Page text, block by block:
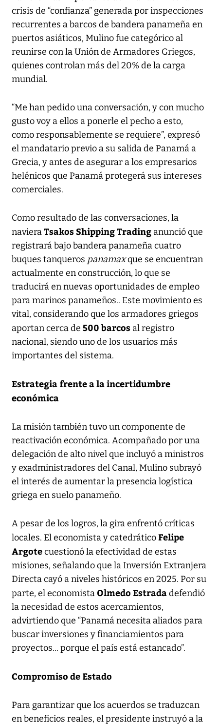
crisis de “confianza” generada por inspecciones
recurrentes a barcos de bandera panameña en
puertos asiáticos, Mulino fue categórico al
reunirse con la Unión de Armadores Griegos,
quienes controlan más del 20% de la carga
mundial.
“Me han pedido una conversación, y con mucho
gusto voy a ellos a ponerle el pecho a esto,
como responsablemente se requiere”, expresó
el mandatario previo a su salida de Panamá a
Grecia, y antes de asegurar a los empresarios
helénicos que Panamá protegerá sus intereses
comerciales.
Como resultado de las conversaciones, la
navieraTsakos Shipping Trading anunció que
registrará bajo bandera panameña cuatro
buques tanqueros panamaxque se encuentran
actualmente en construcción, lo que se
traducirá en nuevas oportunidades de empleo
para marinos panameños.. Este movimiento es
vital, considerando que los armadores griegos
aportan cerca de 500 barcos al registro
nacional, siendo uno de los usuarios más
importantes del sistema.
Estrategia frente a la incertidumbre
económica
La misión también tuvo un componente de
reactivación económica. Acompañado por una
delegación de alto nivel que incluyó a ministros
y exadministradores del Canal, Mulino subrayó
el interés de aumentar la presencia logística
griega en suelo panameño.
A pesar de los logros, la gira enfrentó críticas
locales. El economista y catedráticoFelipe
Argotecuestionó la efectividad de estas
misiones, señalando que la Inversión Extranjera
Directa cayó a niveles históricos en 2025. Por su
parte, el economista Olmedo Estradadefendió
la necesidad de estos acercamientos,
advirtiendo que “Panamá necesita aliados para
buscar inversiones y financiamientos para
proyectos... porque el país está estancado”.
Compromiso de Estado
Para garantizar que los acuerdos se traduzcan
en beneficios reales, el presidente instruyó a la